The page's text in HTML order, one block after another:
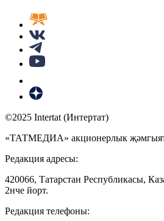
©2025 Intertat (Интертат)
«ТАТМЕДИА» акционерлык
Редакция адресы:
420066, Татарстан Республикасы,
2нче йорт.
Редакция телефоны: